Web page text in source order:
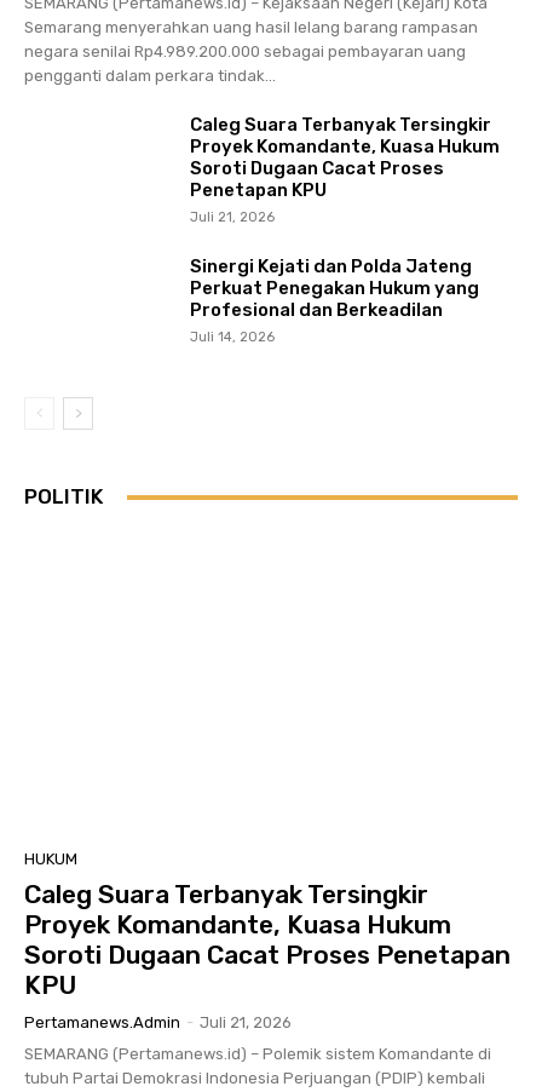
Semarang menyerahkan uang hasil lelang barang rampasan
negara senilai Rp4.989.200.000 sebagai pembayaran uang
pengganti dalam perkara tindak...
Caleg Suara Terbanyak Tersingkir
Proyek Komandante, Kuasa Hukum
Soroti Dugaan Cacat Proses
Penetapan KPU
Juli 21, 2026
Sinergi Kejati dan Polda Jateng
Perkuat Penegakan Hukum yang
Profesional dan Berkeadilan
Juli 14, 2026
POLITIK
HUKUM
Caleg Suara Terbanyak Tersingkir
Proyek Komandante, Kuasa Hukum
Soroti Dugaan Cacat Proses Penetapan
KPU
Pertamanews.admin - Juli 21, 2026
SEMARANG (Pertamanews.id) – Polemik sistem Komandante di
tubuh Partai Demokrasi Indonesia Perjuangan (PDIP) kembali